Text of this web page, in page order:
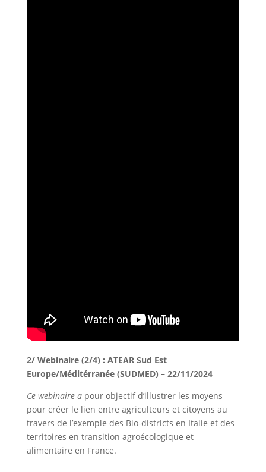
2/ Webinaire (2/4) : ATEAR Sud Est
Europe/Méditérranée (SUDMED) – 22/11/2024
Ce webinaire apour objectif d’illustrer les moyens
pour créer le lien entre agriculteurs et citoyens au
travers de l’exemple des Bio-districts en Italie et des
territoires en transition agroécologique et
alimentaire en France.